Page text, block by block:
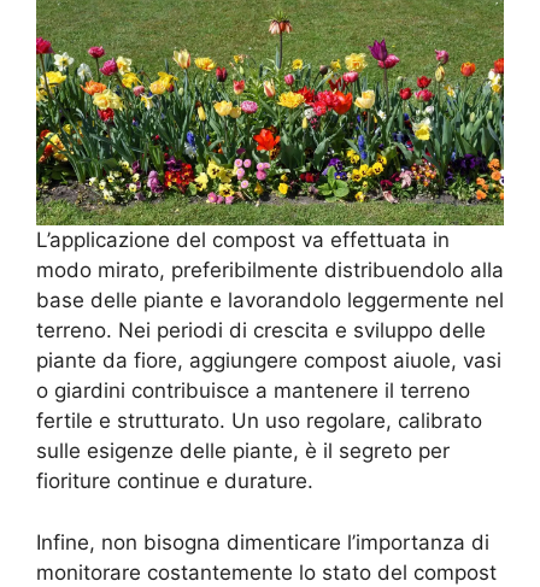
L’applicazione del compost va effettuata in
modo mirato, preferibilmente distribuendolo alla
base delle piante e lavorandolo leggermente nel
terreno. Nei periodi di crescita e sviluppo delle
piante da fiore, aggiungere compost aiuole, vasi
o giardini contribuisce a mantenere il terreno
fertile e strutturato. Un uso regolare, calibrato
sulle esigenze delle piante, è il segreto per
fioriture continue e durature.
Infine, non bisogna dimenticare l’importanza di
monitorare costantemente lo stato del compost